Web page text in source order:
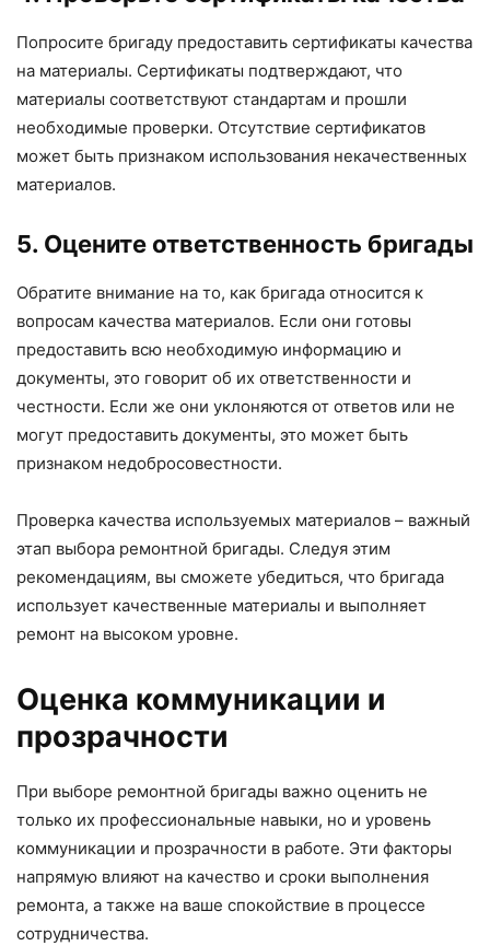
Попросите бригаду предоставить сертификаты качества
на материалы. Сертификаты подтверждают, что
материалы соответствуют стандартам и прошли
необходимые проверки. Отсутствие сертификатов
может быть признаком использования некачественных
материалов.
5. Оцените ответственность бригады
Обратите внимание на то, как бригада относится к
вопросам качества материалов. Если они готовы
предоставить всю необходимую информацию и
документы, это говорит об их ответственности и
честности. Если же они уклоняются от ответов или не
могут предоставить документы, это может быть
признаком недобросовестности.
Проверка качества используемых материалов – важный
этап выбора ремонтной бригады. Следуя этим
рекомендациям, вы сможете убедиться, что бригада
использует качественные материалы и выполняет
ремонт на высоком уровне.
Оценка коммуникации и
прозрачности
При выборе ремонтной бригады важно оценить не
только их профессиональные навыки, но и уровень
коммуникации и прозрачности в работе. Эти факторы
напрямую влияют на качество и сроки выполнения
ремонта, а также на ваше спокойствие в процессе
сотрудничества.